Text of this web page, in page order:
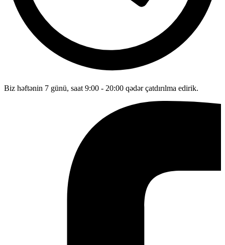
Biz həftənin 7 günü, saat 9:00 - 20:00 qədər çatdırılma edirik.